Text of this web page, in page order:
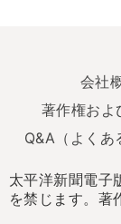
会社
著作権およ
Q&A（よくあ
太平洋新聞電子
を禁じます。著